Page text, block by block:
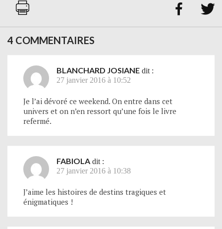
 
4 COMMENTAIRES
BLANCHARD JOSIANE dit :
27 janvier 2016 à 10:52
Je l’ai dévoré ce weekend. On entre dans cet
univers et on n’en ressort qu’une fois le livre
refermé.
FABIOLA dit :
27 janvier 2016 à 10:38
J’aime les histoires de destins tragiques et
énigmatiques !